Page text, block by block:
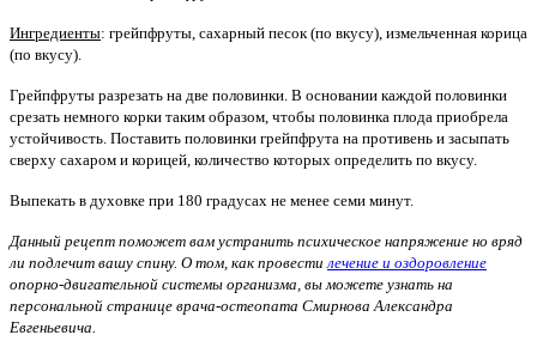
Ингредиенты: грейпфруты, сахарный песок (по вкусу), измельченная корица
(по вкусу).
Грейпфруты разрезать на две половинки. В основании каждой половинки
срезать немного корки таким образом, чтобы половинка плода приобрела
устойчивость. Поставить половинки грейпфрута на противень и засыпать
сверху сахаром и корицей, количество которых определить по вкусу.
Выпекать в духовке при 180 градусах не менее семи минут.
Данный рецепт поможет вам устранить психическое напряжение но вряд
ли подлечит вашу спину. О том, как провести лечение и оздоровление
опорно-двигательной системы организма, вы можете узнать на
персональной странице врача-остеопата Смирнова Александра
Евгеньевича.